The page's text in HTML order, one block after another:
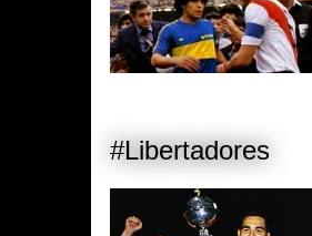
#Libertadores